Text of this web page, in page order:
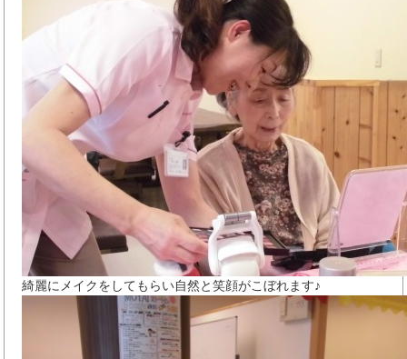
綺麗にメイクをしてもらい自然と笑顔がこぼれます♪